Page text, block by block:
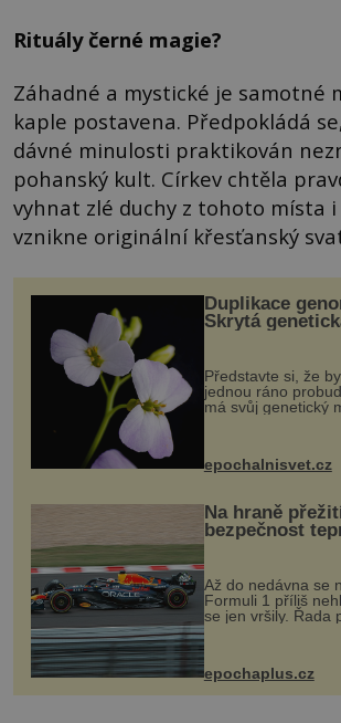
Rituály černé magie?
Záhadné a mystické je samotné
kaple postavena. Předpokládá
dávné minulosti praktikován
pohanský kult. Církev chtěla
vyhnat zlé duchy z tohoto místa i
vznikne originální křesťanský
Duplikace
Skrytá
Představte si, že
jednou ráno
má svůj genetický
vstupenka...
epochalnisvet.cz
Na hraně
bezpečnost
Až do nedávna se
Formuli 1 příliš
se jen vršily. Řada
na vlastní kůži,
následky nebo
života. Dnes
epochaplus.cz